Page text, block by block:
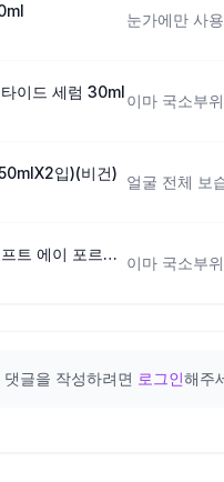
눈가에만 사
이드 세럼 30ml이마 국소부
입)(비건) 얼굴 전체 보
[광채탄력/레티날0.1%] 닥터디퍼런트 비타리프트 에이 포르테 20g 기획 이마 국소부
댓글을 작성하려면 로그인해주